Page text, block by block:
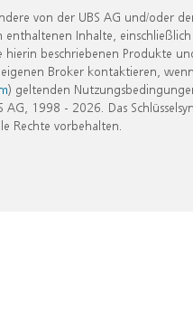
von der UBS AG und/oder
Inhalte,
beschriebenen Produkte
Broker kontaktieren,
) geltenden
1998 - 2026. Das
Rechte vorbehalten.